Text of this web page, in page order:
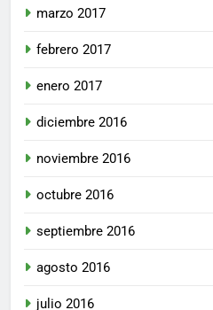
marzo 2017
febrero 2017
enero 2017
diciembre 2016
noviembre 2016
octubre 2016
septiembre 2016
agosto 2016
julio 2016